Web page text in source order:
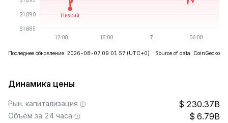
Последнее обновление: 2026-08-07 09:01:57 (UTC+0) Source of data: CoinGecko
Динамика цены
Рын. капитализация 230.37B
Объём за 24 часа 6.79B